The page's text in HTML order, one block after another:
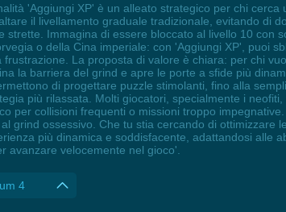
'Aggiungi XP' è un alleato strategico per chi
il livellamento graduale tradizionale, evitando di
strette. Immagina di essere bloccato al livello 10
o della Cina imperiale: con 'Aggiungi XP', puoi
La proposta di valore è chiara: per chi
la barriera del grind e apre le porte a sfide più
di progettare puzzle stimolanti, fino alla
più rilassata. Molti giocatori, specialmente i
per collisioni frequenti o missioni troppo
grind ossessivo. Che tu stia cercando di
più dinamica e soddisfacente, adattandosi alle
avanzare velocemente nel gioco'.
4